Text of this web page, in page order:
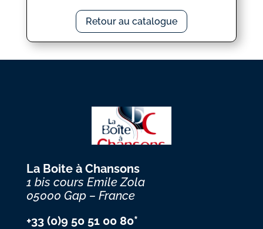
Retour au catalogue
La Boite à Chansons
1 bis cours Emile Zola
05000 Gap – France
+33 (0)9 50 51 00 80*